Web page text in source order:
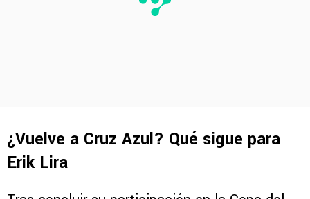
¿Vuelve a Cruz Azul? Qué sigue para
Erik Lira